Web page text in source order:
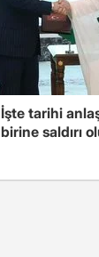
İşte tarihi
birine saldırı